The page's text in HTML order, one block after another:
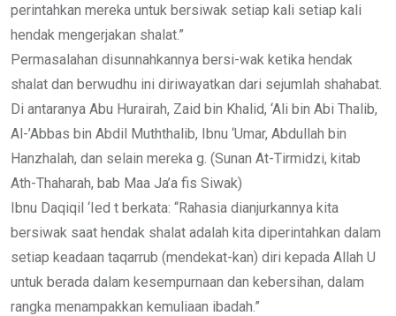
perintahkan mereka untuk bersiwak setiap kali setiap kali
hendak mengerjakan shalat.”
Permasalahan disunnahkannya bersi-wak ketika hendak
shalat dan berwudhu ini diriwayatkan dari sejumlah shahabat.
Di antaranya Abu Hurairah, Zaid bin Khalid, ‘Ali bin Abi Thalib,
Al-’Abbas bin Abdil Muththalib, Ibnu ‘Umar, Abdullah bin
Hanzhalah, dan selain mereka g. (Sunan At-Tirmidzi, kitab
Ath-Thaharah, bab Maa Ja’a fis Siwak)
Ibnu Daqiqil ‘Ied t berkata: “Rahasia dianjurkannya kita
bersiwak saat hendak shalat adalah kita diperintahkan dalam
setiap keadaan taqarrub (mendekat-kan) diri kepada Allah U
untuk berada dalam kesempurnaan dan kebersihan, dalam
rangka menampakkan kemuliaan ibadah.”